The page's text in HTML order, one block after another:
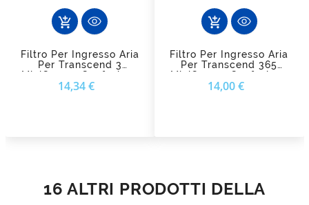
add_shopping_cart
Filtro Per Ingresso Aria
Per Transcend 3
MiniCpap - Confezione
Da 2 Pezzi
14,34 €
add_shopping_cart
Filtro Per Ingresso Aria
Per Transcend 365
MiniCpap - Confezione
Da 2 Pezzi
14,00 €
16 ALTRI PRODOTTI DELLA